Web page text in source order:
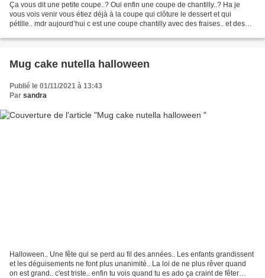
Ça vous dit une petite coupe..? Oui enfin une coupe de chantilly..? Ha je
vous vois venir vous étiez déjà à la coupe qui clôture le dessert et qui
pétille.. mdr aujourd’hui c est une coupe chantilly avec des fraises.. et des
Mug cake nutella halloween
Publié le 01/11/2021 à 13:43
Par sandra
Halloween.. Une fête qui se perd au fil des années.. Les enfants grandissent
et les déguisements ne font plus unanimité.. La loi de ne plus rêver quand
on est grand.. c'est triste.. enfin tu vois quand tu es ado ça craint de fêter